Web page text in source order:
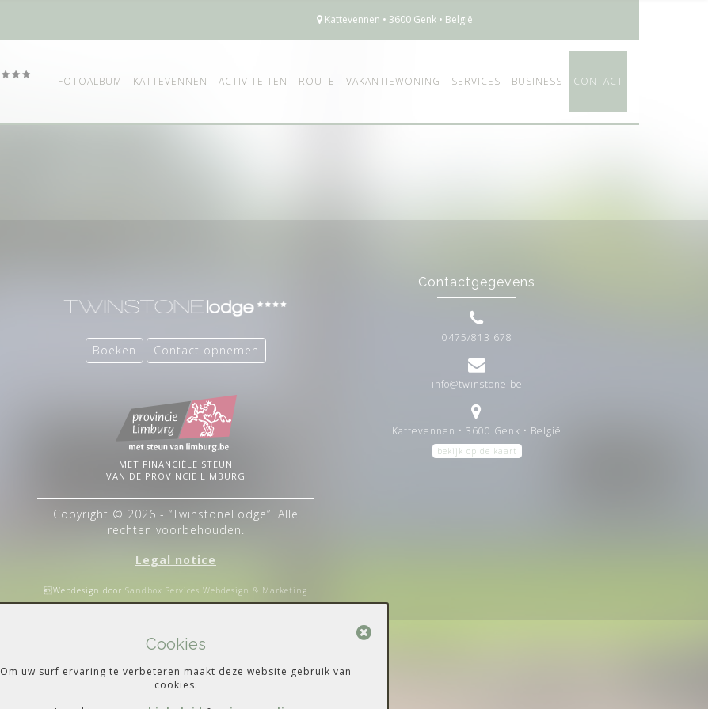
Kattevennen • 3600 Genk • België
FOTOALBUM KATTEVENNEN ACTIVITEITEN ROUTE VAKANTIEWONING SERVICES BUSINESS CONTACT
Boeken Contact opnemen
MET FINANCIËLE STEUN
VAN DE PROVINCIE LIMBURG
Contactgegevens
0475/813 678
info@twinstone.be
Kattevennen • 3600 Genk • België
bekijk op de kaart
Copyright © 2026 - “TwinstoneLodge”. Alle
rechten voorbehouden.
Legal notice
Webdesign door Sandbox Services Webdesign & Marketing
Cookies
Om uw surf ervaring te verbeteren maakt deze website gebruik van
cookies.